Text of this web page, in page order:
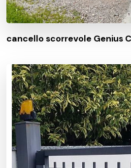
cancello scorrevole Genius